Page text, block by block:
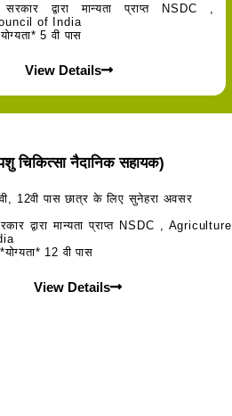
द्वारा मान्यता प्राप्त NSDC ,
of India
5 वी पास
View Details
चिकित्सा नैदानिक ​​सहायक)
12वी पास छात्र के लिए सुनेहरा अवसर
द्वारा मान्यता प्राप्त NSDC , Agriculture
12 वी पास
View Details